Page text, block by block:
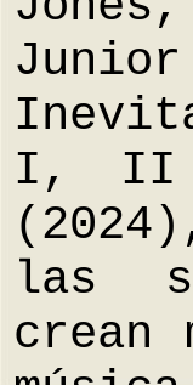
I, II
las
crean